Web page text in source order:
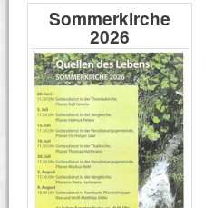
Sommerkirche
2026